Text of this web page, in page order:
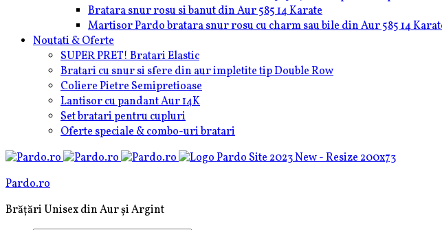
Bratara snur rosu si banut din Aur 585 14 Karate
Martisor Pardo bratara snur rosu cu charm sau bile din Aur 585 14
Noutati & Oferte
SUPER PRET! Bratari Elastic
Bratari cu snur si sfere din aur impletite tip Double Row
Coliere Pietre Semipretioase
Lantisor cu pandant Aur 14K
Set bratari pentru cupluri
Oferte speciale & combo-uri bratari
Pardo.ro
Brățări Unisex din Aur și Argint